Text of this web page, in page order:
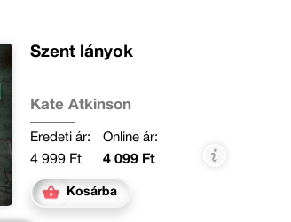
Szent lányok
Kate Atkinson
Eredeti ár:
4 999 Ft
Online ár:
4 099 Ft
Kosárba